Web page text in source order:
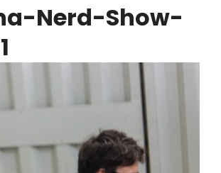
Nerd-Show-